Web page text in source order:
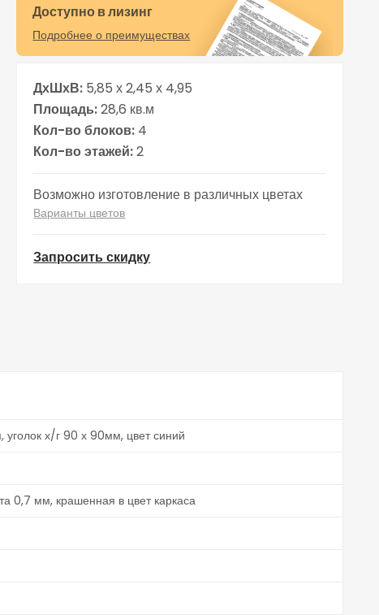
Доступно в лизинг
Подробнее о преимуществах
ДхШхВ 5,85 х 2,45 х 4,95
Площадь 28,6 кв.м
Кол-во блоков 4
Кол-во этажей 2
Возможно изготовление в различных цветах
Варианты цветов
Запросить скидку
х/г 90 х 90мм, цвет синий
0,7 мм, крашенная в цвет каркаса